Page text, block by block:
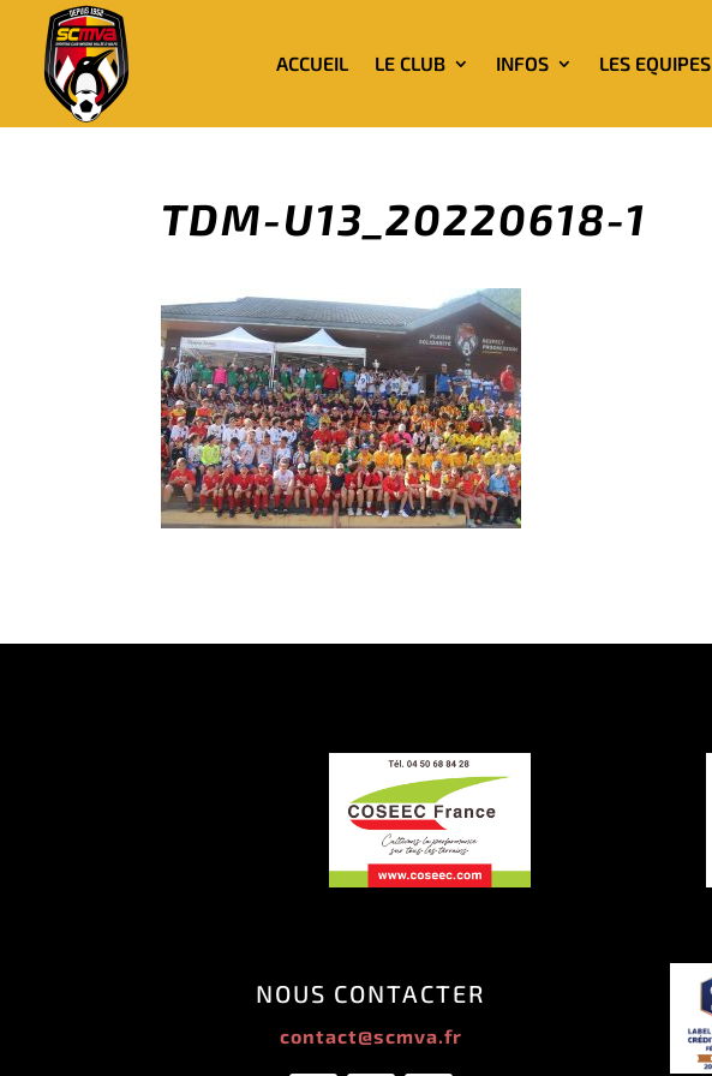
ACCUEIL LE CLUB INFOS LES EQUIPES
TDM-U13_20220618-1
NOUS CONTACTER
contact@scmva.fr